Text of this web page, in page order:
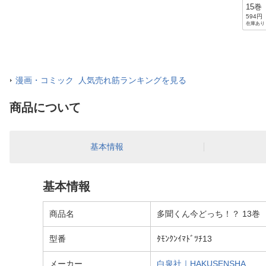
15巻
594円
在庫あり
漫画・コミック 人気売れ筋ランキングを見る
商品について
基本情報
基本情報
商品名 多聞くん今どっち！？ 13巻
型番 ﾀﾓﾝｸﾝｲﾏﾄﾞﾂﾁ13
メーカー 白泉社｜HAKUSENSHA